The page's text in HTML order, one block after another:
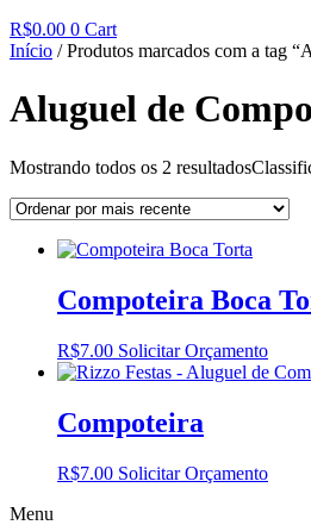
R$0.00 0 Cart
Início / Produtos marcados com a tag
Aluguel de
Mostrando todos os 2 resultados
Compoteira Boca
R$7.00 Solicitar Orçamento
Compoteira
R$7.00 Solicitar Orçamento
Menu